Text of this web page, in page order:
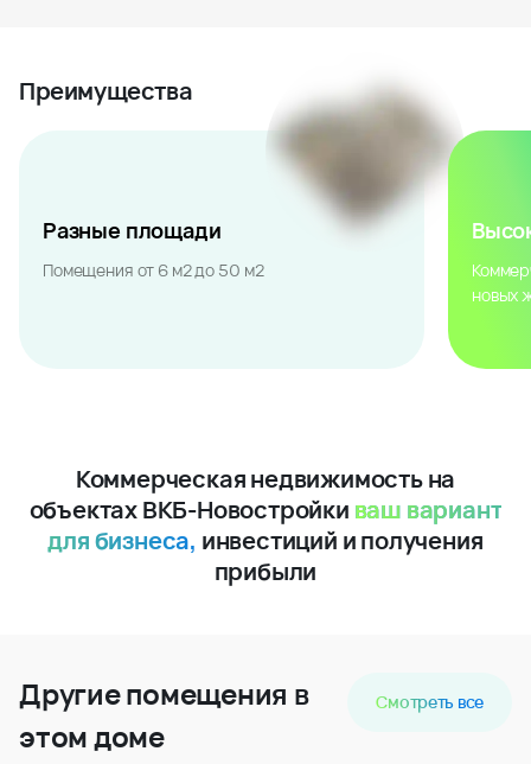
Преимущества
Разные площади
Помещения от 6 м2 до 50 м2
новых
Коммерческая недвижимость на
объектах ВКБ-Новостройки ваш вариант
для бизнеса, инвестиций и получения
прибыли
Другие помещения в
этом доме
Смотреть все